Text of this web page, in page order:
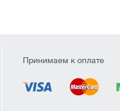
Принимаем к оплате